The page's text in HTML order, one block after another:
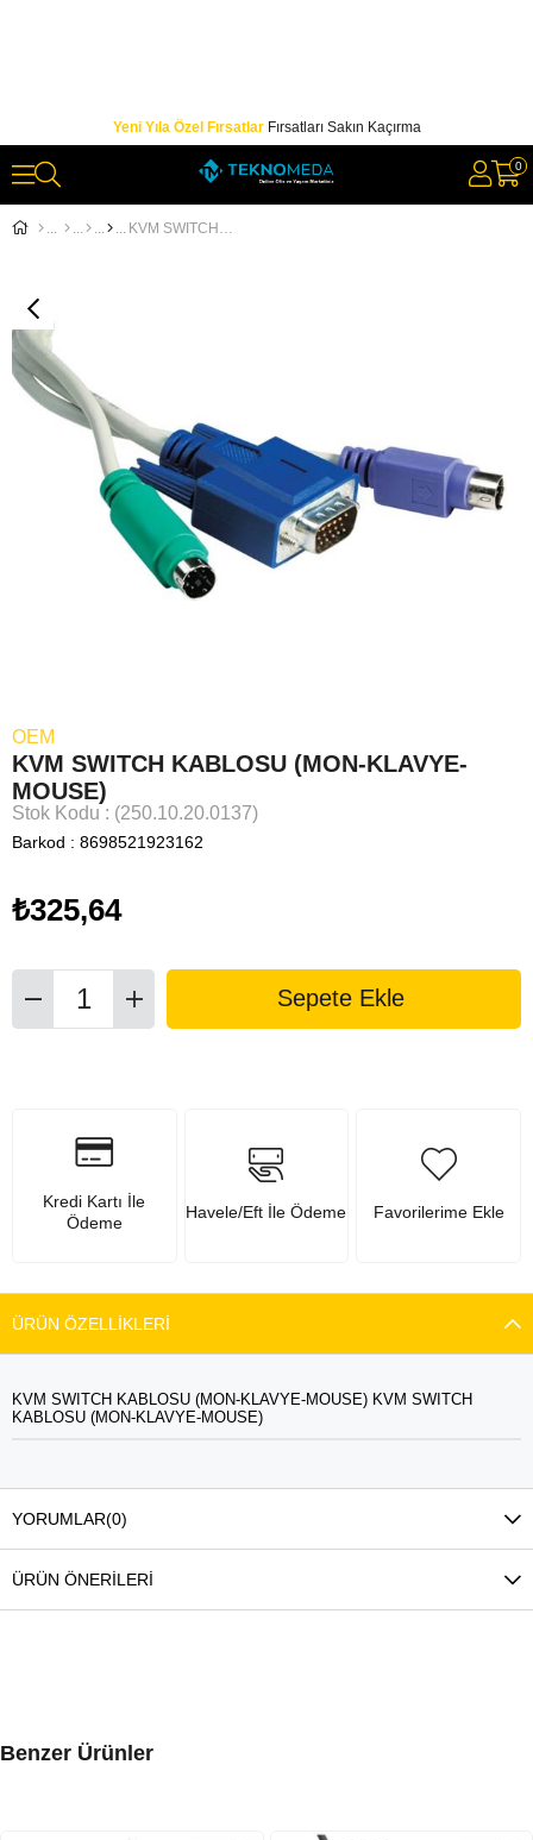
Yeni Yıla Özel FırsatlarFırsatları Sakın Kaçırma
0
KVM SWITCH KABLOSU (MON-KLAVYE-MOUSE)
OEM
KVM SWITCH KABLOSU (MON-KLAVYE-
MOUSE)
Stok Kodu (250.10.20.0137)
Barkod : 8698521923162
₺325,64
Kredi Kartı İle
Ödeme
Havele/Eft İle Ödeme Favorilerime Ekle
ÜRÜN ÖZELLIKLERI
KVM SWITCH KABLOSU (MON-KLAVYE-MOUSE) KVM SWITCH
KABLOSU (MON-KLAVYE-MOUSE)
YORUMLAR(0)
ÜRÜN ÖNERILERI
Benzer Ürünler